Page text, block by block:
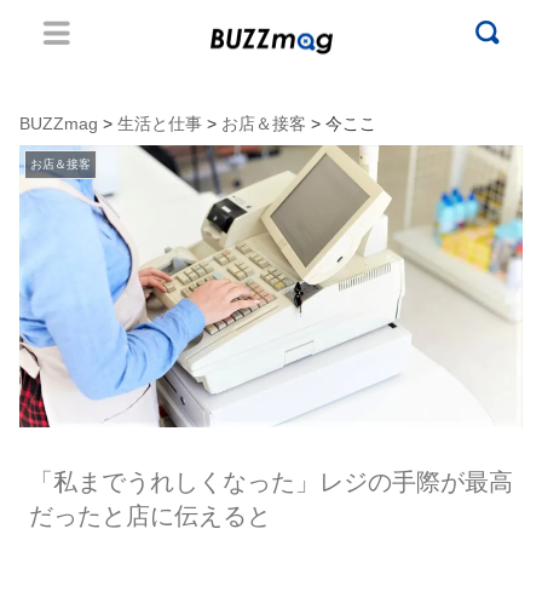
BUZZmag > 生活と仕事 > お店＆接客 > 今ここ
お店＆接客
「私までうれしくなった」レジの手際が最高
だったと店に伝えると